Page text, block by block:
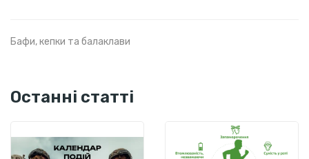
Бафи, кепки та балаклави
Останні статті